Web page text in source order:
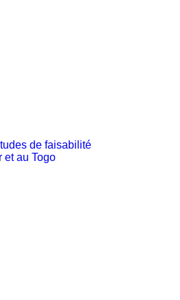
de faisabilité
et au Togo